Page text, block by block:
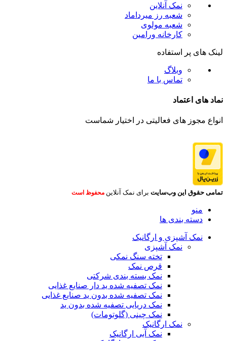
نمک آنلاین
شعبه رز میرداماد
شعبه مولوی
کارخانه ورامین
لینک های پر استفاده
وبلاگ
تماس با ما
نماد های اعتماد
انواع مجوز های فعالیتی در اختیار شماست
تمامی حقوق این وب‌سایت برای نمک آنلاین محفوظ است
منو
دسته بندی ها
نمک آشپزی و ارگانیک
نمک آشپزی
تخته سنگ نمکی
قرص نمک
نمک بسته بندی شرکتی
نمک تصفیه شده ید دار صنایع غذایی
نمک تصفیه شده بدون ید صنایع غذایی
نمک دریایی تصفیه شده بدون ید
نمک چینی (گلوتومات)
نمک ارگانیک
نمک آبی ارگانیک